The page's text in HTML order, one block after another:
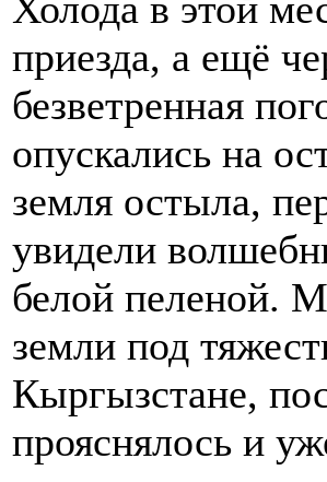
приезда, а ещё
безветренная
опускались на
земля остыла,
увидели
белой пеленой.
земли под
Кыргызстане,
прояснялось и